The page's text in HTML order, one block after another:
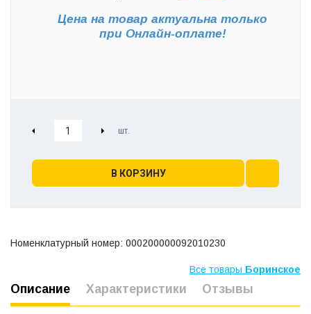
Цена на товар актуальна только
при Онлайн-оплате!
В КОРЗИНУ
Номенклатурный номер: 000200000092010230
Все товары Боринское
Описание Характеристики Отзывы